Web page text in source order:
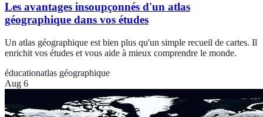
Les avantages insoupçonnés d'un atlas
géographique dans vos études
Un atlas géographique est bien plus qu'un simple recueil de cartes. Il
enrichit vos études et vous aide à mieux comprendre le monde.
éducationatlas géographique
Aug 6